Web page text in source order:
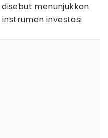
menunjukkan
investasi